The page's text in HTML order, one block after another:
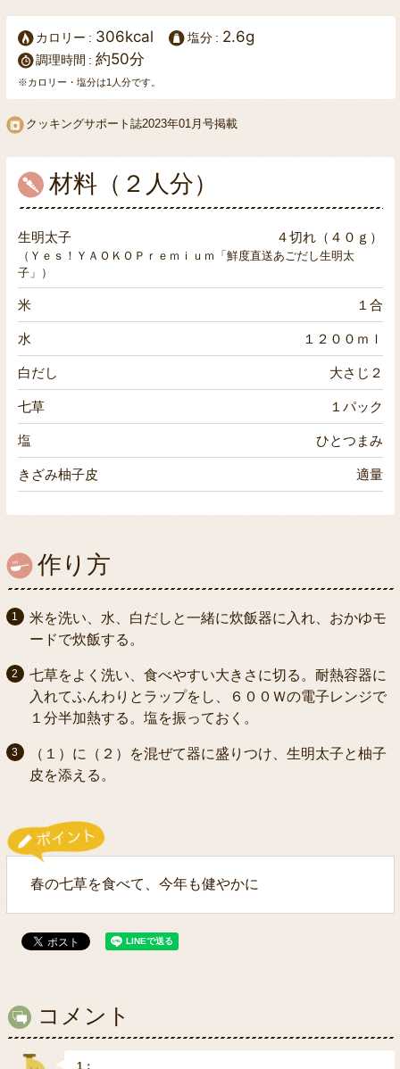
カロリー 306kcal 塩分 2.6g
調理時間 約50分
※カロリー・塩分は1人分です。
クッキングサポート誌2023年01月号掲載
材料（２人分）
生明太子 ４切れ（４０ｇ）
（Ｙｅｓ！ＹＡＯＫＯＰｒｅｍｉｕｍ「鮮度直送あごだし生明太
子」）
米 １合
水 １２００ｍｌ
白だし 大さじ２
七草 １パック
塩 ひとつまみ
きざみ柚子皮 適量
作り方
米を洗い、水、白だしと一緒に炊飯器に入れ、おかゆモ
ードで炊飯する。
七草をよく洗い、食べやすい大きさに切る。耐熱容器に
入れてふんわりとラップをし、６００Ｗの電子レンジで
１分半加熱する。塩を振っておく。
（１）に（２）を混ぜて器に盛りつけ、生明太子と柚子
皮を添える。
春の七草を食べて、今年も健やかに
コメント
1：